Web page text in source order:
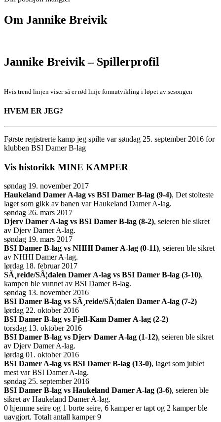
Om Jannike Breivik
Jannike Breivik – Spillerprofil
Hvis trend linjen viser så er rød linje formutvikling i løpet av sesongen
HVEM ER JEG?
Første registrerte kamp jeg spilte var søndag 25. september 2016 for
klubben BSI Damer B-lag
Vis historikk MINE KAMPER
søndag 19. november 2017
Haukeland Damer A-lag vs BSI Damer B-lag (9-4), Det stolteste
laget som gikk av banen var Haukeland Damer A-lag.
søndag 26. mars 2017
Djerv Damer A-lag vs BSI Damer B-lag (8-2), seieren ble sikret
av Djerv Damer A-lag.
søndag 19. mars 2017
BSI Damer B-lag vs NHHI Damer A-lag (0-11), seieren ble sikret
av NHHI Damer A-lag.
lørdag 18. februar 2017
SÃ¸reide/SÃ¦dalen Damer A-lag vs BSI Damer B-lag (3-10),
kampen ble vunnet av BSI Damer B-lag.
søndag 13. november 2016
BSI Damer B-lag vs SÃ¸reide/SÃ¦dalen Damer A-lag (7-2)
lørdag 22. oktober 2016
BSI Damer B-lag vs Fjell-Kam Damer A-lag (2-2)
torsdag 13. oktober 2016
BSI Damer B-lag vs Djerv Damer A-lag (1-12), seieren ble sikret
av Djerv Damer A-lag.
lørdag 01. oktober 2016
BSI Damer A-lag vs BSI Damer B-lag (13-0), laget som jublet
mest var BSI Damer A-lag.
søndag 25. september 2016
BSI Damer B-lag vs Haukeland Damer A-lag (3-6), seieren ble
sikret av Haukeland Damer A-lag.
0 hjemme seire og 1 borte seire, 6 kamper er tapt og 2 kamper ble
uavgjort. Totalt antall kamper 9